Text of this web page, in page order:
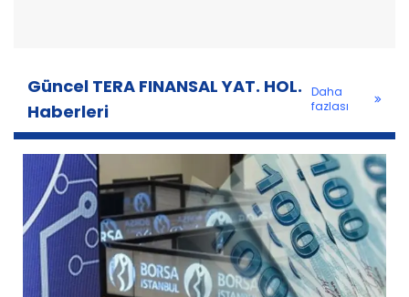
Güncel TERA FINANSAL YAT. HOL.
Haberleri
Daha
fazlası